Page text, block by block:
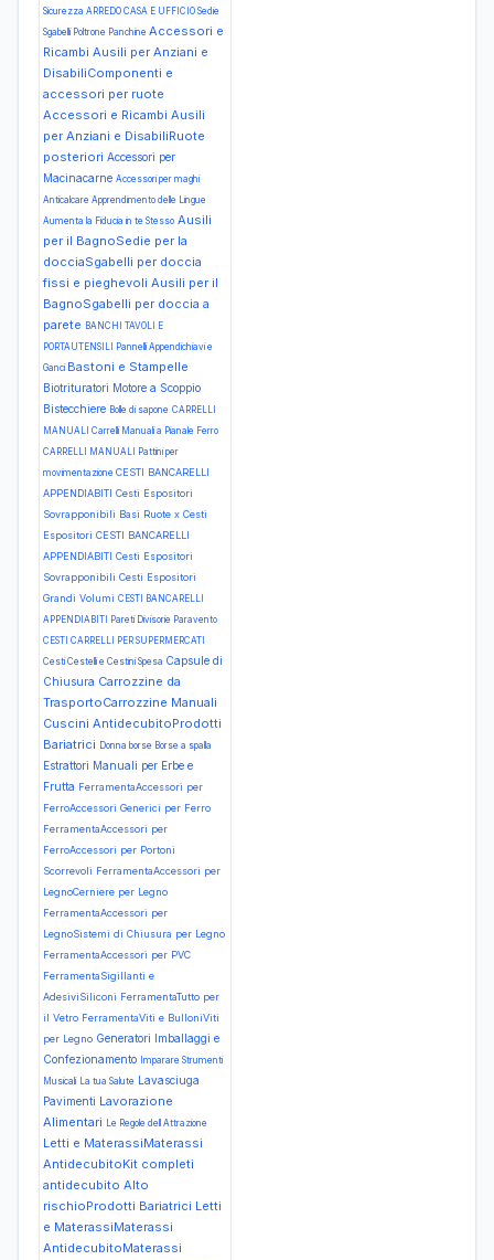
Sicurezza ARREDO CASA E UFFICIO Sedie
Sgabelli Poltrone Panchine Accessori e
Ricambi Ausili per Anziani e
DisabiliComponenti e
accessori per ruote
Accessori e Ricambi Ausili
per Anziani e DisabiliRuote
posteriori Accessori per
Macinacarne Accessori per maghi
Anticalcare Apprendimento delle Lingue
Aumenta la Fiducia in te Stesso Ausili
per il BagnoSedie per la
docciaSgabelli per doccia
fissi e pieghevoli Ausili per il
BagnoSgabelli per doccia a
parete BANCHI TAVOLI E
PORTAUTENSILI Pannelli Appendichiavi e
Ganci Bastoni e Stampelle
Biotrituratori Motore a Scoppio
Bistecchiere Bolle di sapone CARRELLI
MANUALI Carrelli Manuali a Pianale Ferro
CARRELLI MANUALI Pattini per
movimentazione CESTI BANCARELLI
APPENDIABITI Cesti Espositori
Sovrapponibili Basi Ruote x Cesti
Espositori CESTI BANCARELLI
APPENDIABITI Cesti Espositori
Sovrapponibili Cesti Espositori
Grandi Volumi CESTI BANCARELLI
APPENDIABITI Pareti Divisorie Paravento
CESTI CARRELLI PER SUPERMERCATI
Cesti Cestelli e Cestini Spesa Capsule di
Chiusura Carrozzine da
TrasportoCarrozzine Manuali
Cuscini AntidecubitoProdotti
Bariatrici Donna borse Borse a spalla
Estrattori Manuali per Erbe e
Frutta FerramentaAccessori per
FerroAccessori Generici per Ferro
FerramentaAccessori per
FerroAccessori per Portoni
Scorrevoli FerramentaAccessori per
LegnoCerniere per Legno
FerramentaAccessori per
LegnoSistemi di Chiusura per Legno
FerramentaAccessori per PVC
FerramentaSigillanti e
AdesiviSiliconi FerramentaTutto per
il Vetro FerramentaViti e BulloniViti
per Legno Generatori Imballaggi e
Confezionamento Imparare Strumenti
Musicali La tua Salute Lavasciuga
Pavimenti Lavorazione
Alimentari Le Regole dell Attrazione
Letti e MaterassiMaterassi
AntidecubitoKit completi
antidecubito Alto
rischioProdotti Bariatrici Letti
e MaterassiMaterassi
AntidecubitoMaterassi